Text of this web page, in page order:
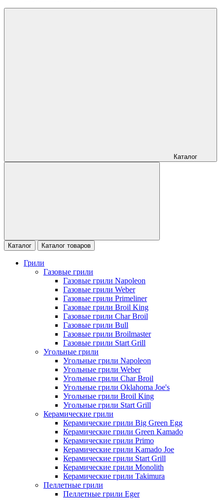
Каталог
Каталог Каталог товаров
Грили
Газовые грили
Газовые грили Napoleon
Газовые грили Weber
Газовые грили Primeliner
Газовые грили Broil King
Газовые грили Char Broil
Газовые грили Bull
Газовые грили Broilmaster
Газовые грили Start Grill
Угольные грили
Угольные грили Napoleon
Угольные грили Weber
Угольные грили Char Broil
Угольные грили Oklahoma Joe's
Угольные грили Broil King
Угольные грили Start Grill
Керамические грили
Керамические грили Big Green Egg
Керамические грили Green Kamado
Керамические грили Primo
Керамические грили Kamado Joe
Керамические грили Start Grill
Керамические грили Monolith
Керамические грили Takimura
Пеллетные грили
Пеллетные грили Eger